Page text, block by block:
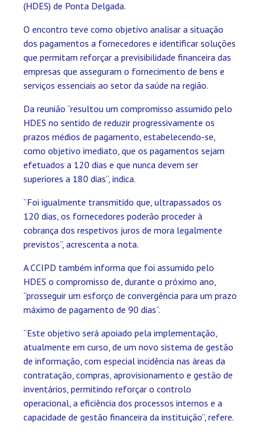
(HDES) de Ponta Delgada.
O encontro teve como objetivo analisar a situação
dos pagamentos a fornecedores e identificar soluções
que permitam reforçar a previsibilidade financeira das
empresas que asseguram o fornecimento de bens e
serviços essenciais ao setor da saúde na região.
Da reunião “resultou um compromisso assumido pelo
HDES no sentido de reduzir progressivamente os
prazos médios de pagamento, estabelecendo-se,
como objetivo imediato, que os pagamentos sejam
efetuados a 120 dias e que nunca devem ser
superiores a 180 dias”, indica.
“Foi igualmente transmitido que, ultrapassados os
120 dias, os fornecedores poderão proceder à
cobrança dos respetivos juros de mora legalmente
previstos”, acrescenta a nota.
A CCIPD também informa que foi assumido pelo
HDES o compromisso de, durante o próximo ano,
“prosseguir um esforço de convergência para um prazo
máximo de pagamento de 90 dias”.
“Este objetivo será apoiado pela implementação,
atualmente em curso, de um novo sistema de gestão
de informação, com especial incidência nas áreas da
contratação, compras, aprovisionamento e gestão de
inventários, permitindo reforçar o controlo
operacional, a eficiência dos processos internos e a
capacidade de gestão financeira da instituição”, refere.